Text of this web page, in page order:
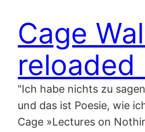
Inhalt
springen
Cage
reloaded
"Ich habe nichts zu
und das ist Poesie, wie
Cage »Lectures on